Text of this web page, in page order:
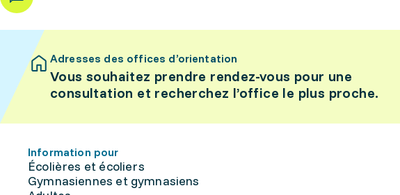
Adresses des offices d’orientation
Vous souhaitez prendre rendez-vous pour une
consultation et recherchez l’office le plus proche.
Information pour
Écolières et écoliers
Gymnasiennes et gymnasiens